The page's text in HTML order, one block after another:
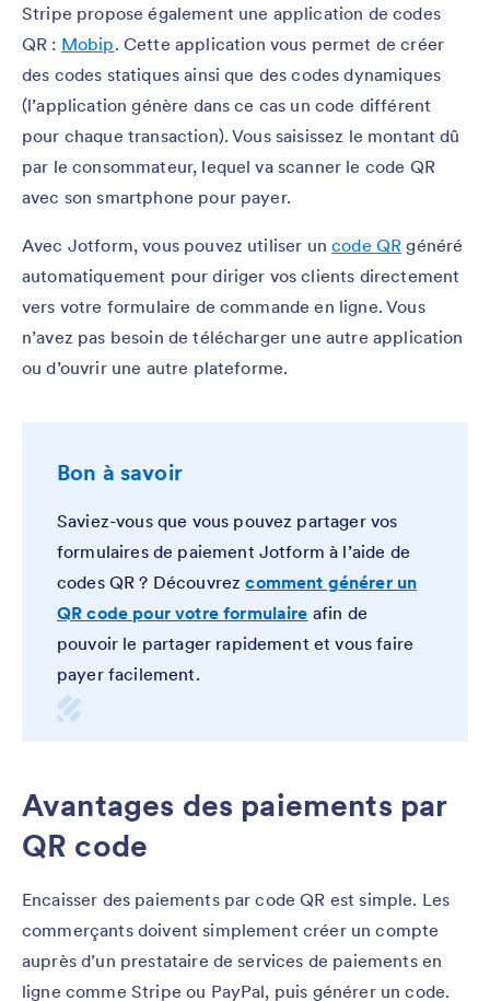
Stripe propose également une application de codes
QR : Mobip. Cette application vous permet de créer
des codes statiques ainsi que des codes dynamiques
(l’application génère dans ce cas un code différent
pour chaque transaction). Vous saisissez le montant dû
par le consommateur, lequel va scanner le code QR
avec son smartphone pour payer.
Avec Jotform, vous pouvez utiliser uncode QR généré
automatiquement pour diriger vos clients directement
vers votre formulaire de commande en ligne. Vous
n’avez pas besoin de télécharger une autre application
ou d’ouvrir une autre plateforme.
Bon à savoir
Saviez-vous que vous pouvez partager vos
formulaires de paiement Jotform à l’aide de
codes QR ? Découvrezcomment générer un
QR code pour votre formulaire afin de
pouvoir le partager rapidement et vous faire
payer facilement.
Avantages des paiements par
QR code
Encaisser des paiements par code QR est simple. Les
commerçants doivent simplement créer un compte
auprès d’un prestataire de services de paiements en
ligne comme Stripe ou PayPal, puis générer un code.